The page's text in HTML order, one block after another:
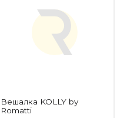
Вешалка KOLLY by
Romatti